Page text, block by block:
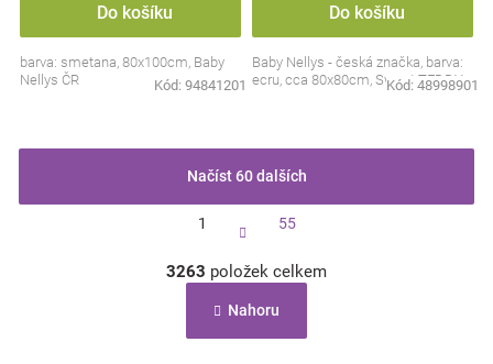
Do košíku
barva: smetana, 80x100cm, Baby
Nellys ČR
Kód: 94841201
Do košíku
Baby Nellys - česká značka, barva:
ecru, cca 80x80cm, Sweet TEDDY
Kód: 48998901
v
á
d
Načíst 60 dalších
t
á
n
k
v
1 55
3263 položek celkem
Nahoru